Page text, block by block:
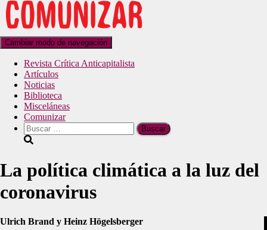
Cambiar modo de navegación
Revista Crítica Anticapitalista
Artículos
Noticias
Biblioteca
Misceláneas
Comunizar
La política climática a la luz del
coronavirus
Ulrich Brand y Heinz Högelsberger